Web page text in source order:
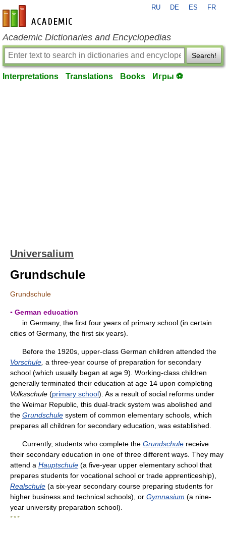
en-academic.com
RU DE ES FR
Academic Dictionaries and Encyclopedias
Search!
Interpretations Translations Books Игры ⚽
Universalium
Grundschule
Grundschule
▪ German education
in Germany, the first four years of primary school (in certain
cities of Germany, the first six years).
Before the 1920s, upper-class German children attended the
Vorschule a three-year course of preparation for secondary
school (which usually began at age 9). Working-class children
generally terminated their education at age 14 upon completing
Volksschule (primary school). As a result of social reforms under
the Weimar Republic, this dual-track system was abolished and
the Grundschule system of common elementary schools, which
prepares all children for secondary education, was established.
Currently, students who complete the Grundschule receive
their secondary education in one of three different ways. They may
attend a Hauptschule (a five-year upper elementary school that
prepares students for vocational school or trade apprenticeship),
Realschule (a six-year secondary course preparing students for
higher business and technical schools), or Gymnasium (a nine-
year university preparation school).
* * *